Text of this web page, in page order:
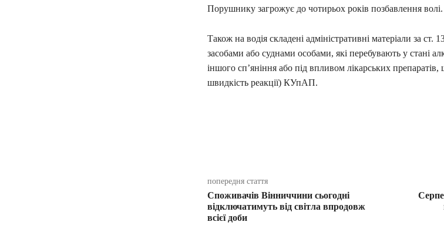
Порушнику загрожує до чотирьох років позбавлення волі.
Також на водія складені адміністративні матеріали за
засобами або суднами особами, які перебувають у стані
іншого сп’яніння або під впливом лікарських
швидкість реакції) КУпАП.
попередня стаття
Споживачів Вінниччини сьогодні
відключатимуть від світла впродовж
всієї доби